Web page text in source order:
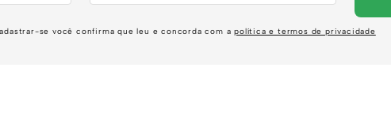
se você confirma que leu e concorda com apolítica e termos de privacidade